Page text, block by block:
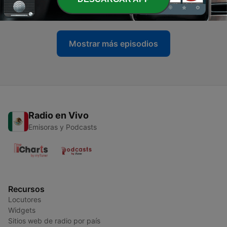
03 mar. 2020
Mostrar más episodios
Radio en Vivo
Emisoras y Podcasts
Recursos
Locutores
Widgets
Sitios web de radio por país